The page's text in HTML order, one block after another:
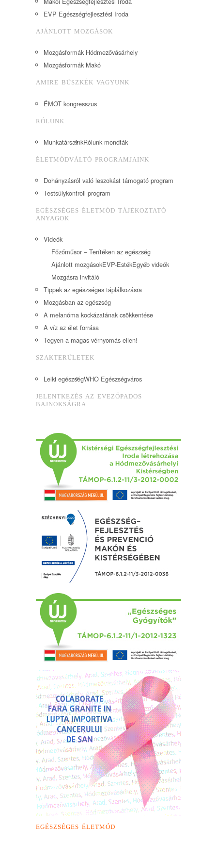
EVP Egészségfejlesztési Iroda
AJÁNLOTT MOZGÁSOK
Mozgásformák Hódmezővásárhely
Mozgásformák Makó
AMIRE BÜSZKÉK VAGYUNK
ÉMOT kongresszus
RÓLUNK
MunkatársainkRólunk mondták
ÉLETMÓDVÁLTÓ PROGRAMJAINK
Dohányzásról való leszokást támogató program
Testsúlykontroll program
EGÉSZSÉGES ÉLETMÓD TÁJÉKOZTATÓ
ANYAGOK
Videók
Főzőműsor – Terítéken az egészség
Ajánlott mozgásokEVP-EstékEgyéb videók
Mozgásra invitáló
Tippek az egészséges táplálkozásra
Mozgásban az egészség
A melanóma kockázatának csökkentése
A víz az élet forrása
Tegyen a magas vérnyomás ellen!
SZAKTERÜLETEK
Lelki egészségWHO Egészségváros
JELENTKEZÉS AZ EVEZŐPADOS
BAJNOKSÁGRA
EGÉSZSÉGES ÉLETMÓD